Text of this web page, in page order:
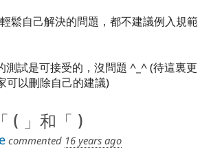
鬆自己解決的問題，都不建議例入規範
試是可接受的，沒問題 ^_^ (待這裏更
可以刪除自己的建議)
( 」和「 )
commented 16 years ago